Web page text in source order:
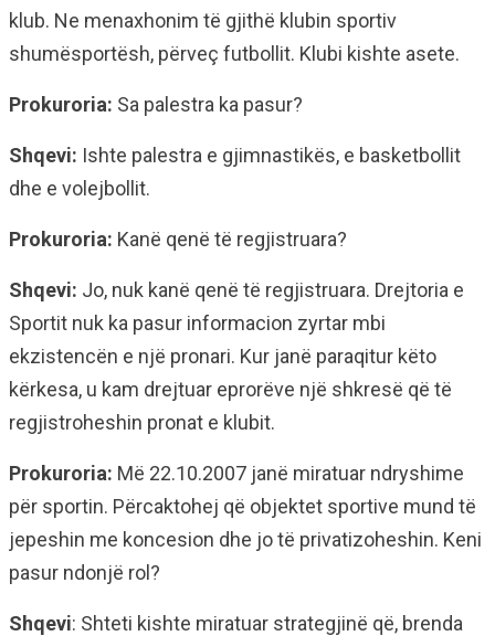
klub. Ne menaxhonim të gjithë klubin sportiv
shumësportësh, përveç futbollit. Klubi kishte asete.
Prokuroria: Sa palestra ka pasur?
Shqevi: Ishte palestra e gjimnastikës, e basketbollit
dhe e volejbollit.
Prokuroria: Kanë qenë të regjistruara?
Shqevi: Jo, nuk kanë qenë të regjistruara. Drejtoria e
Sportit nuk ka pasur informacion zyrtar mbi
ekzistencën e një pronari. Kur janë paraqitur këto
kërkesa, u kam drejtuar eprorëve një shkresë që të
regjistroheshin pronat e klubit.
Prokuroria: Më 22.10.2007 janë miratuar ndryshime
për sportin. Përcaktohej që objektet sportive mund të
jepeshin me koncesion dhe jo të privatizoheshin. Keni
pasur ndonjë rol?
Shqevi: Shteti kishte miratuar strategjinë që, brenda